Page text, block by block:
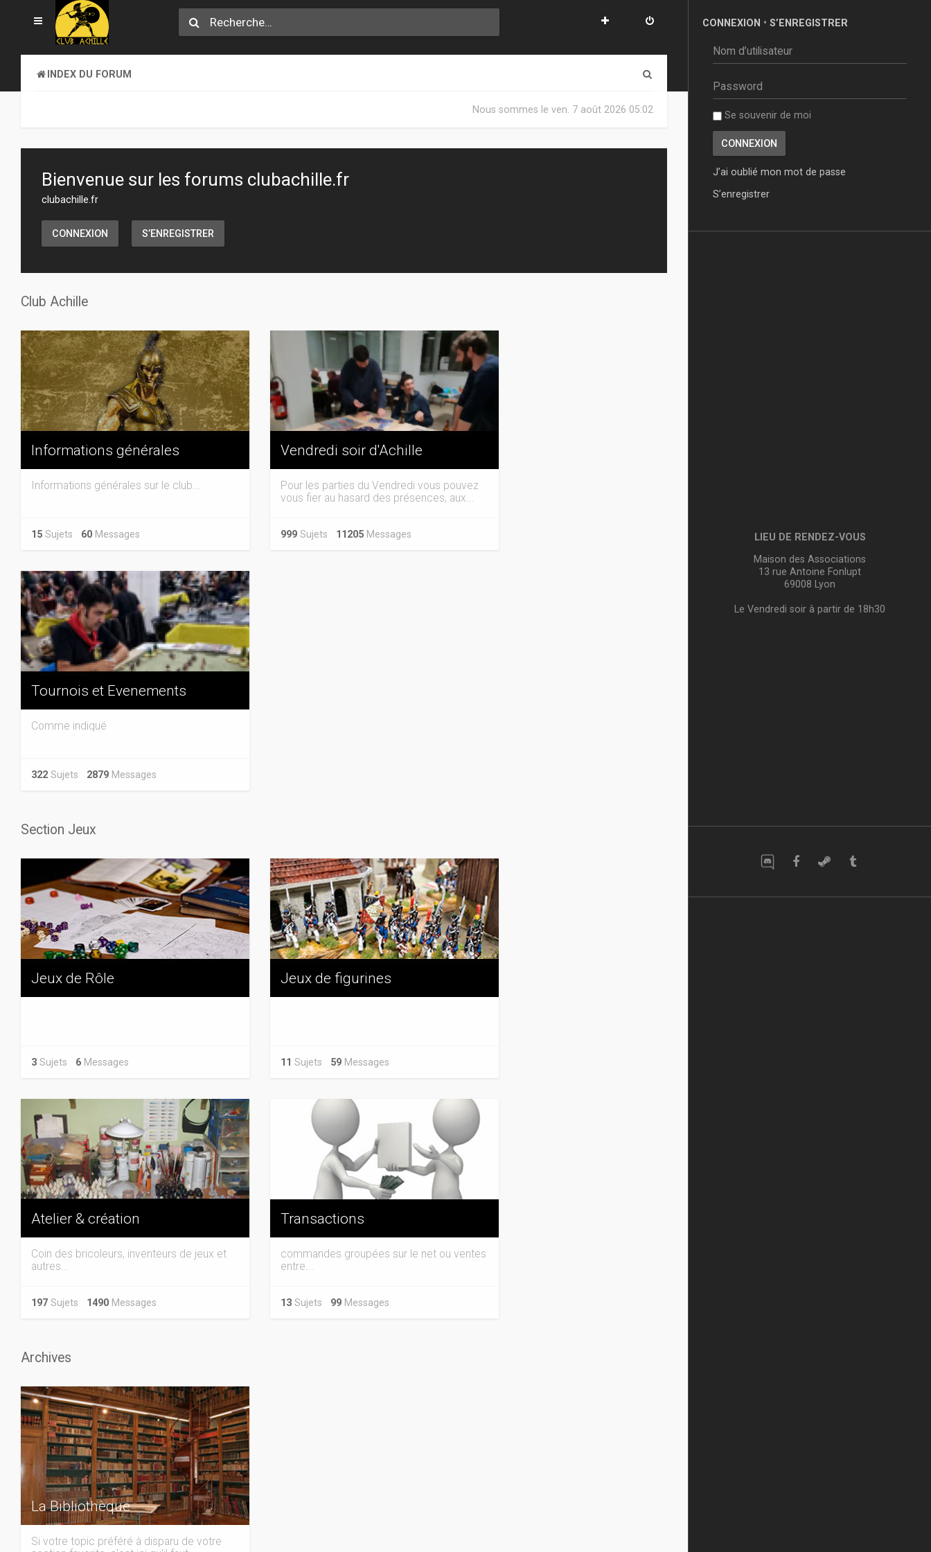
INDEX DU FORUM
c
Nous sommes le ven. 7 août 2026 05:02
Bienvenue sur les forums clubachille.fr
clubachille.fr
CONNEXION S’ENREGISTRER
Club Achille
Informations générales
Informations générales sur le club...
15 Sujets 60 Messages
Vendredi soir d'Achille
Pour les parties du Vendredi vous pouvez
vous fier au hasard des présences, aux...
999 Sujets 11205 Messages
Tournois et Evenements
Comme indiqué
322 Sujets 2879 Messages
Section Jeux
Jeux de Rôle
3 Sujets 6 Messages
Jeux de figurines
11 Sujets 59 Messages
Atelier & création
Coin des bricoleurs, inventeurs de jeux et
autres...
197 Sujets 1490 Messages
Transactions
commandes groupées sur le net ou ventes
entre...
13 Sujets 99 Messages
Archives
La Bibliothèque
Si votre topic préféré à disparu de votre
CONNEXION • S’ENREGISTRER
Se souvenir de moi
J’ai oublié mon mot de passe
S’enregistrer
LIEU DE RENDEZ-VOUS
Maison des Associations
13 rue Antoine Fonlupt
69008 Lyon
Le Vendredi soir à partir de 18h30